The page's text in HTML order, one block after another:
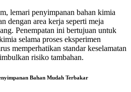
lemari penyimpanan bahan kimia
dengan area kerja seperti meja
Penempatan ini bertujuan untuk
selama proses eksperimen
memperhatikan standar keselamatan
risiko tambahan.
Bahan Mudah Terbakar